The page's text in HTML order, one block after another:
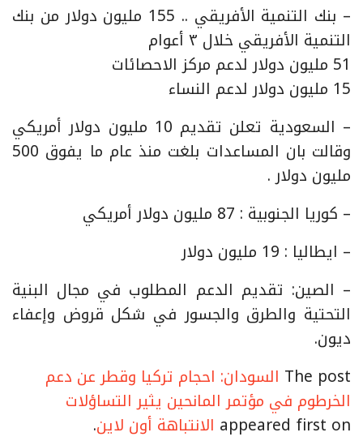
– بنك التنمية الأفريقي .. 155 مليون دولار من بنك
التنمية الأفريقي خلال ٣ أعوام
51 مليون دولار لدعم مركز الاحصائات
15 مليون دولار لدعم النساء
– السعودية تعلن تقديم 10 مليون دولار أمريكي
وقالت بان المساعدات بلغت منذ عام ما يفوق 500
مليون دولار .
– كوريا الجنوبية : 87 مليون دولار أمريكي
– ايطاليا : 19 مليون دولار
– الصين: تقديم الدعم المطلوب في مجال البنية
التحتية والطرق والجسور في شكل قروض وإعفاء
ديون.
The post السودان: احجام تركيا وقطر عن دعم
الخرطوم في مؤتمر المانحين يثير التساؤلات
appeared first on الانتباهة أون لاين.